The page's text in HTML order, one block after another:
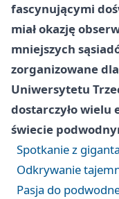
fascynującymi
miał okazję
mniejszych
zorganizowane
Uniwersytetu
dostarczyło wielu
świecie
Spotkanie z
Odkrywanie
Pasja do